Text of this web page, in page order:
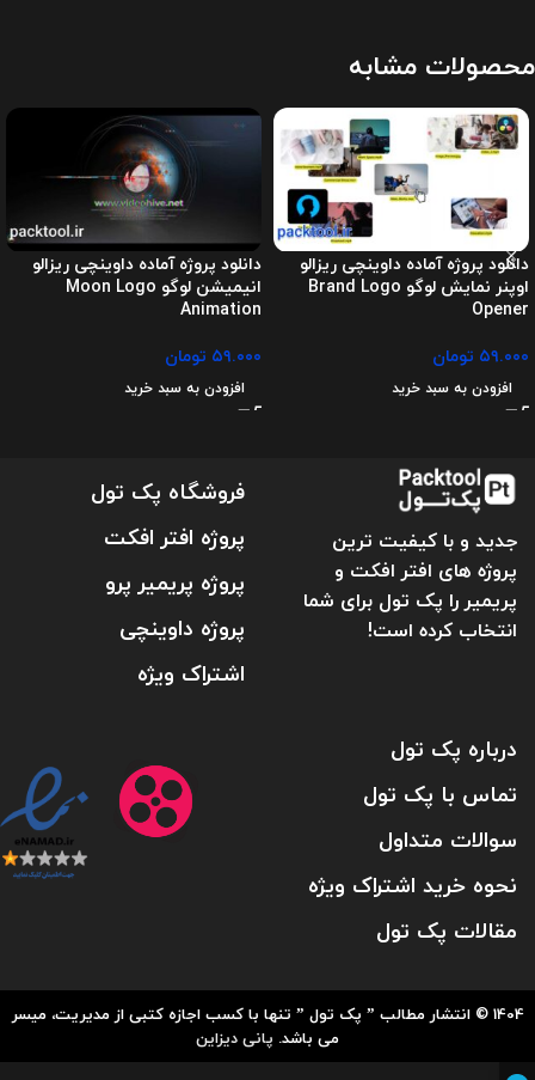
محصولات مشابه
دانلود پروژه آماده داوینچی ریزالو
اوپنر نمایش لوگو Brand Logo
Opener
۵۹.۰۰۰ تومان
افزودن به سبد خرید
دانلود پروژه آماده داوینچی ریزالو
انیمیشن لوگو Moon Logo
Animation
۵۹.۰۰۰ تومان
افزودن به سبد خرید
جدید و با کیفیت ترین
پروژه های افتر افکت و
پریمیر را پک تول برای شما
انتخاب کرده است!
فروشگاه پک تول
پروژه افتر افکت
پروژه پریمیر پرو
پروژه داوینچی
اشتراک ویژه
درباره پک تول
تماس با پک تول
سوالات متداول
نحوه خرید اشتراک ویژه
مقالات پک تول
1404 © انتشار مطالب ” پک تول ” تنها با کسب اجازه کتبی از مدیریت، میسر
می باشد. پانی دیزاین